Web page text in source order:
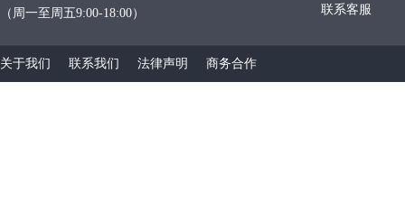
（周一至周五9:00-18:00）
联系客服
关于我们 联系我们 法律声明 商务合作